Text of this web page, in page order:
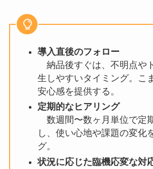
導入直後のフォロー
納品後すぐは、不明点や
生しやすいタイミング。こ
安心感を提供する。
定期的なヒアリング
数週間〜数ヶ月単位で定
し、使い心地や課題の変化
グ。
状況に応じた臨機応変な対